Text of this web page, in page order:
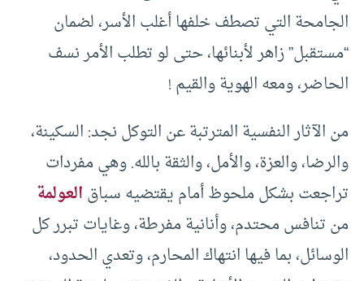
الجامحة التي تصطف خلفها أغلب الأسر، لضمان
“مستقبل” زاهر لأبنائها، حتى لو تطلب الأمر نسف
الحاضر، ومعه الهوية والقيم !
من الآثار النفسية المترتبة عن التوكل نجد: السكينة،
والرضا، والعزة، والأمل، والثقة بالله. وهي مفردات
تراجعت بشكل ملحوظ أمام يقتضيه سباقالعولمة
من تنافس محتدم، وأنانية مفرطة، وغايات تبرر كل
الوسائل، بما فيها انتهاك المحارم، وتعدي الحدود،